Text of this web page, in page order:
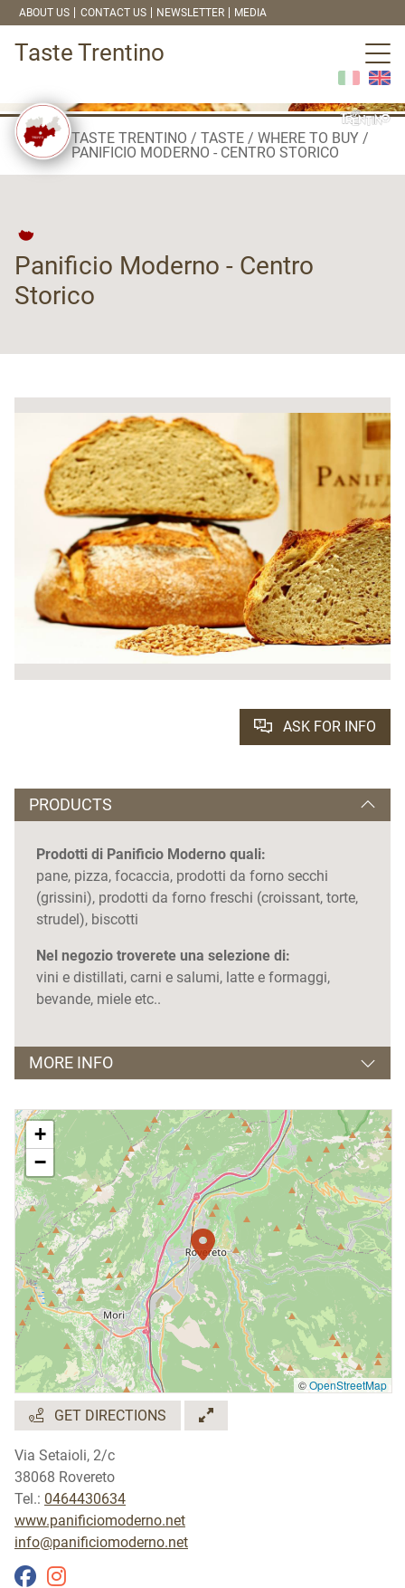
ABOUT US CONTACT US NEWSLETTER MEDIA
Taste Trentino
TASTE TRENTINO TASTE
WHERE TO BUY
PANIFICIO MODERNO - CENTRO STORICO
Panificio Moderno - Centro
Storico
ASK FOR INFO
PRODUCTS
Prodotti di Panificio Moderno quali:
pane, pizza, focaccia, prodotti da forno secchi
(grissini), prodotti da forno freschi (croissant, torte,
strudel), biscotti
Nel negozio troverete una selezione di:
vini e distillati, carni e salumi, latte e formaggi,
bevande, miele etc..
MORE INFO
Orario di apertura
dalle 06.30 alle 13.00 e dalle 16.30 alle 19.00
Giorno di chiusura
mercoledì pomeriggio e domenica
+
−
©OpenStreetMap
GET DIRECTIONS
Via Setaioli, 2/c
38068 Rovereto
Tel.: 0464430634
www.panificiomoderno.net
info@panificiomoderno.net